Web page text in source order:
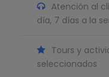
Atención al
día, 7 días a la
Tours y
seleccionados